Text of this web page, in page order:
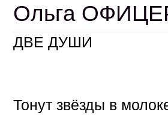
Ольга
ДВЕ ДУШИ
Тонут звёзды в